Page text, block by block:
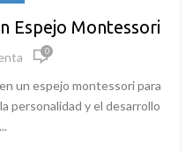
Espejo Montessori
0
un espejo montessori para
personalidad y el desarrollo